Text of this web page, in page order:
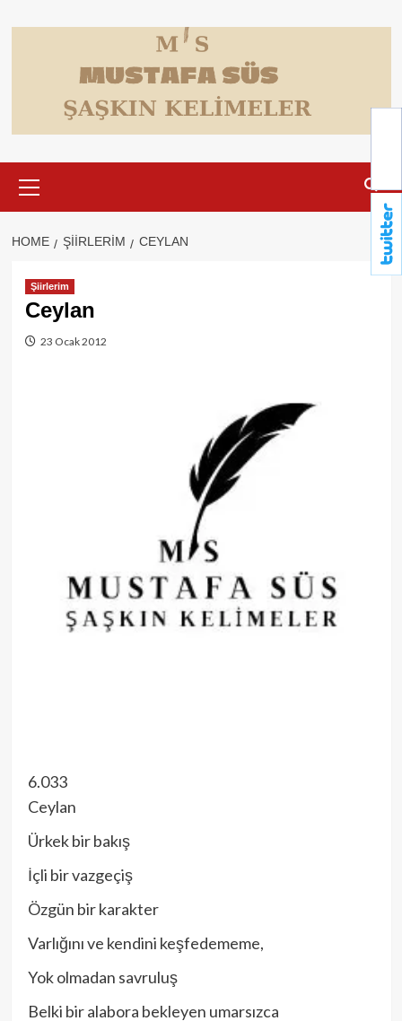
to
Menu
HOME ŞIIRLERIM CEYLAN
Şiirlerim
Ceylan
23 Ocak 2012
6.033
Ceylan
Ürkek bir bakış
İçli bir vazgeçiş
Özgün bir karakter
Varlığını ve kendini keşfedememe,
Yok olmadan savruluş
Belki bir alabora bekleyen umarsızca